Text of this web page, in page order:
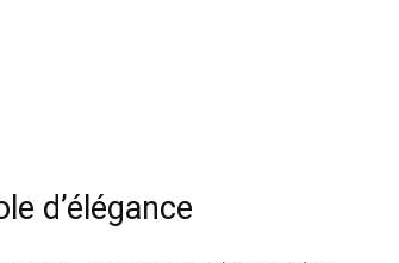
d’élégance